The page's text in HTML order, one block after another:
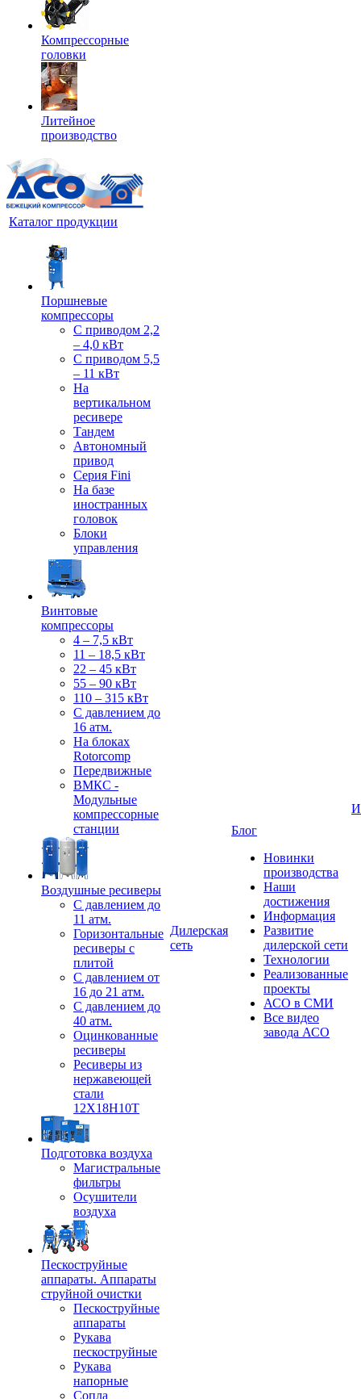
Компрессорные
головки
Литейное
производство
Каталог продукции
Поршневые
компрессоры
С приводом 2,2
– 4,0 кВт
С приводом 5,5
– 11 кВт
На
вертикальном
ресивере
Тандем
Автономный
привод
Серия Fini
На базе
иностранных
головок
Блоки
управления
Винтовые
компрессоры
4 – 7,5 кВт
11 – 18,5 кВт
22 – 45 кВт
55 – 90 кВт
110 – 315 кВт
С давлением до
16 атм.
На блоках
Rotorcomp
Передвижные
ВМКС -
Модульные
компрессорные
станции
Воздушные ресиверы
С давлением до
11 атм.
Горизонтальные
ресиверы с
плитой
С давлением от
16 до 21 атм.
С давлением до
40 атм.
Оцинкованные
ресиверы
Ресиверы из
нержавеющей
стали
12Х18Н10Т
Подготовка воздуха
Магистральные
фильтры
Осушители
воздуха
Пескоструйные
аппараты. Аппараты
струйной очистки
Пескоструйные
аппараты
Рукава
пескоструйные
Рукава
напорные
Сопла
Дилерская
сеть
Блог
Новинки
производства
Наши
достижения
Информация
Развитие
дилерской сети
Технологии
Реализованные
проекты
АСО в СМИ
Все видео
завода АСО